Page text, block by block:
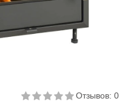
Отзывов: 0